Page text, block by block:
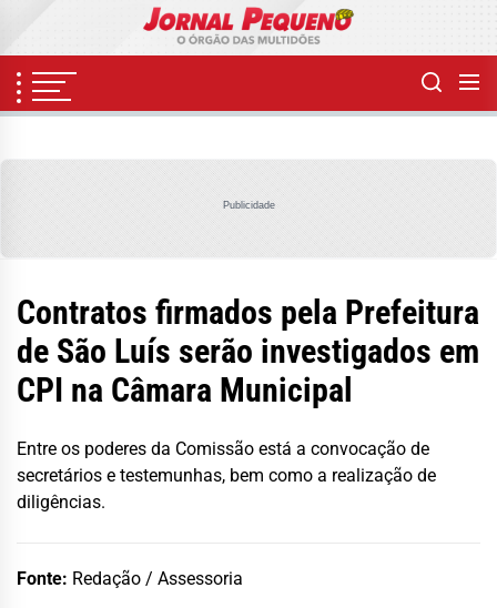
content
Publicidade
Contratos firmados pela Prefeitura
de São Luís serão investigados em
CPI na Câmara Municipal
Entre os poderes da Comissão está a convocação de
secretários e testemunhas, bem como a realização de
diligências.
Fonte: Redação / Assessoria